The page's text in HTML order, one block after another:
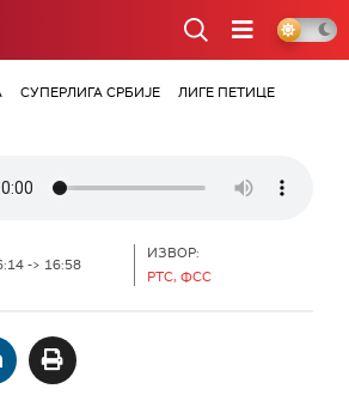
СУПЕРЛИГА СРБИЈЕ
ЛИГЕ ПЕТИЦЕ
-> 16:58
ИЗВОР:
РТС, ФСС